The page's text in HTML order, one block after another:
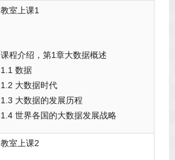
教室上课1
课程介绍，第1章大数据概述
1.1 数据
1.2 大数据时代
1.3 大数据的发展历程
1.4 世界各国的大数据发展战略
教室上课2